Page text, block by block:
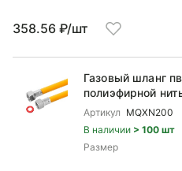
358.56 ₽/шт
Газовый шланг
полиэфирной
Артикул MQXN200
В наличии > 100 шт
Размер